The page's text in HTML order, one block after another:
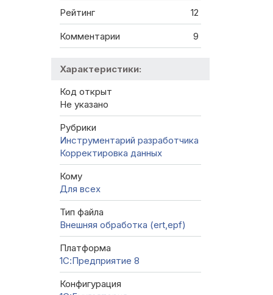
Рейтинг 12
Комментарии 9
Характеристики:
Код открыт
Не указано
Рубрики
Инструментарий разработчика
Корректировка данных
Кому
Для всех
Тип файла
Внешняя обработка (ert,epf)
Платформа
1С:Предприятие 8
Конфигурация